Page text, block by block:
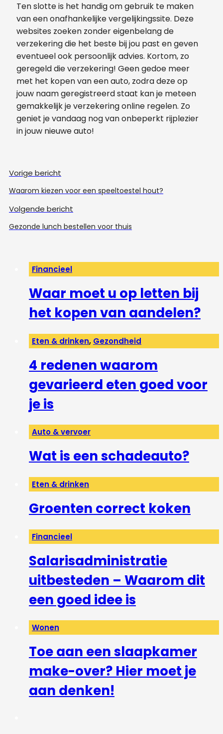
Ten slotte is het handig om gebruik te maken
van een onafhankelijke vergelijkingssite. Deze
websites zoeken zonder eigenbelang de
verzekering die het beste bij jou past en geven
eventueel ook persoonlijk advies. Kortom, zo
geregeld die verzekering! Geen gedoe meer
met het kopen van een auto, zodra deze op
jouw naam geregistreerd staat kan je meteen
gemakkelijk je verzekering online regelen. Zo
geniet je vandaag nog van onbeperkt rijplezier
in jouw nieuwe auto!
Vorige bericht
Waarom kiezen voor een speeltoestel hout?
Volgende bericht
Gezonde lunch bestellen voor thuis
Financieel
Waar moet u op letten bij
het kopen van aandelen?
Eten & drinken, Gezondheid
4 redenen waarom
gevarieerd eten goed voor
je is
Auto & vervoer
Wat is een schadeauto?
Eten & drinken
Groenten correct koken
Financieel
Salarisadministratie
uitbesteden – Waarom dit
een goed idee is
Wonen
Toe aan een slaapkamer
make-over? Hier moet je
aan denken!